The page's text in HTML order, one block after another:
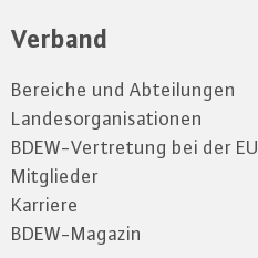
Verband
Bereiche und Abteilungen
Landesorganisationen
BDEW-Vertretung bei der EU
Mitglieder
Karriere
BDEW-Magazin